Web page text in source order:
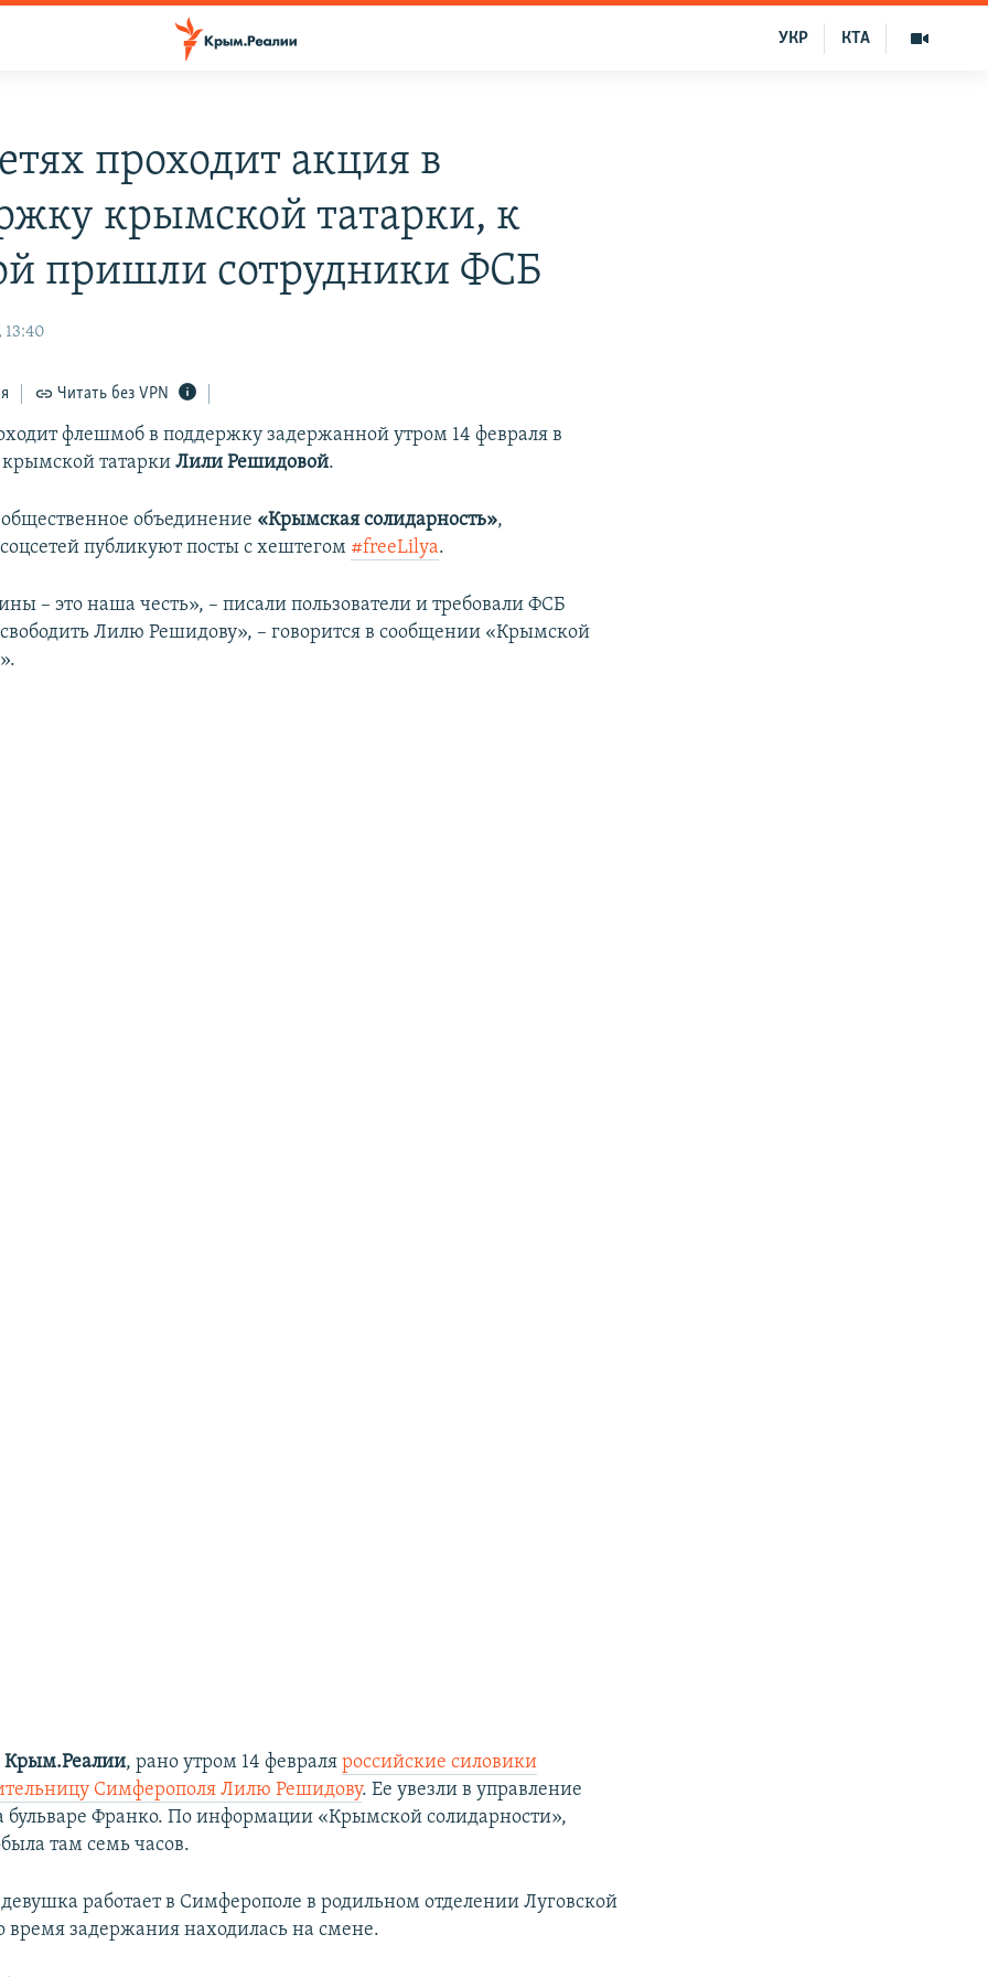
КТА
УКР
проходит акция в
крымской татарки, к
пришли сотрудники ФСБ
13:40
Читать без VPN
флешмоб в поддержку задержанной утром 14 февраля в
татаркиЛили Решидовой.
объединение «Крымская солидарность»,
публикуют посты с хештегом #freeLilya.
– это наша честь», – писали пользователи и требовали ФСБ
Лилю Решидову», – говорится в сообщении «Крымской
Крым.Реалии, рано утром 14 февраляроссийские силовики
Симферополя Лилю Решидову. Ее увезли в управление
бульваре Франко. По информации «Крымской солидарности»,
там семь часов.
работает в Симферополе в родильном отделении Луговской
время задержания находилась на смене.